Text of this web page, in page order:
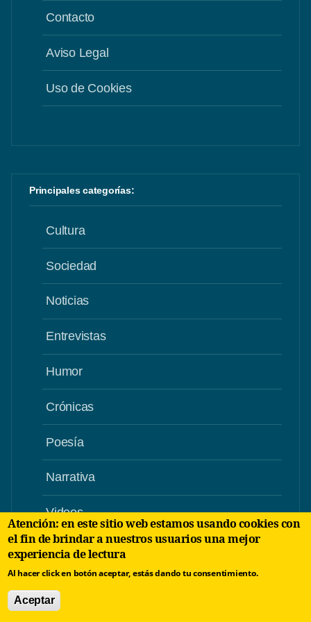
Contacto
Aviso Legal
Uso de Cookies
Principales categorías:
Cultura
Sociedad
Noticias
Entrevistas
Humor
Crónicas
Poesía
Narrativa
Videos
Atención: en este sitio web estamos usando cookies con
el fin de brindar a nuestros usuarios una mejor
experiencia de lectura
Al hacer click en botón aceptar, estás dando tu consentimiento.
Aceptar